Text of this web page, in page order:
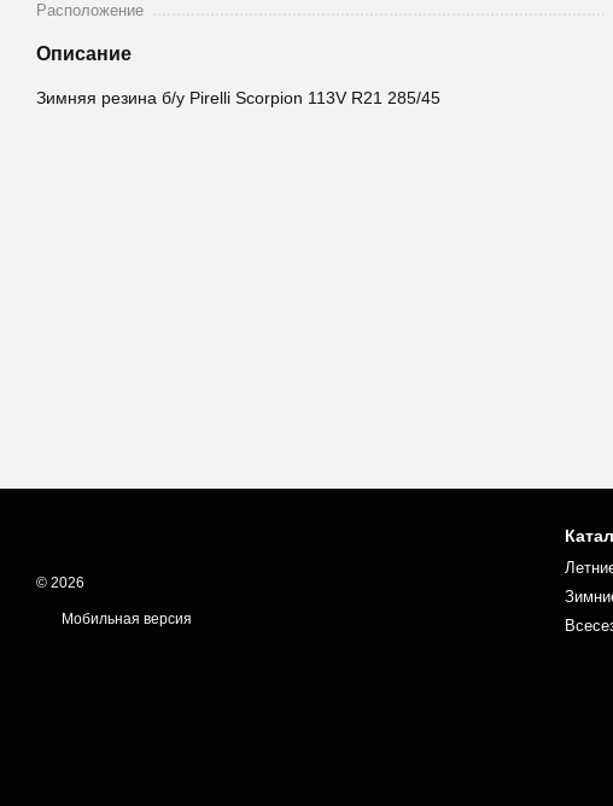
Расположение
Описание
Зимняя резина б/у Pirelli Scorpion 113V R21 285/45
© 2026
Мобильная версия